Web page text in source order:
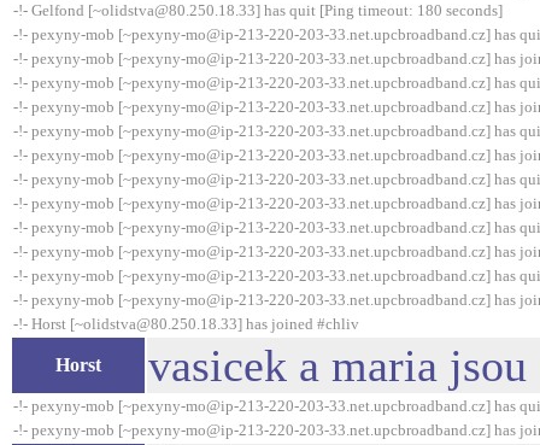
-!- Gelfond [~olidstva@80.250.18.33] has quit [Ping timeout: 180 seconds]
-!- pexyny-mob [~pexyny-mo@ip-213-220-203-33.net.upcbroadband.cz] has
-!- pexyny-mob [~pexyny-mo@ip-213-220-203-33.net.upcbroadband.cz] has
-!- pexyny-mob [~pexyny-mo@ip-213-220-203-33.net.upcbroadband.cz] has
-!- pexyny-mob [~pexyny-mo@ip-213-220-203-33.net.upcbroadband.cz] has
-!- pexyny-mob [~pexyny-mo@ip-213-220-203-33.net.upcbroadband.cz] has
-!- pexyny-mob [~pexyny-mo@ip-213-220-203-33.net.upcbroadband.cz] has
-!- pexyny-mob [~pexyny-mo@ip-213-220-203-33.net.upcbroadband.cz] has
-!- pexyny-mob [~pexyny-mo@ip-213-220-203-33.net.upcbroadband.cz] has
-!- pexyny-mob [~pexyny-mo@ip-213-220-203-33.net.upcbroadband.cz] has
-!- pexyny-mob [~pexyny-mo@ip-213-220-203-33.net.upcbroadband.cz] has
-!- pexyny-mob [~pexyny-mo@ip-213-220-203-33.net.upcbroadband.cz] has
-!- pexyny-mob [~pexyny-mo@ip-213-220-203-33.net.upcbroadband.cz] has
-!- Horst [~olidstva@80.250.18.33] has joined #chliv
Horst vasicek a maria
-!- pexyny-mob [~pexyny-mo@ip-213-220-203-33.net.upcbroadband.cz] has
-!- pexyny-mob [~pexyny-mo@ip-213-220-203-33.net.upcbroadband.cz] has